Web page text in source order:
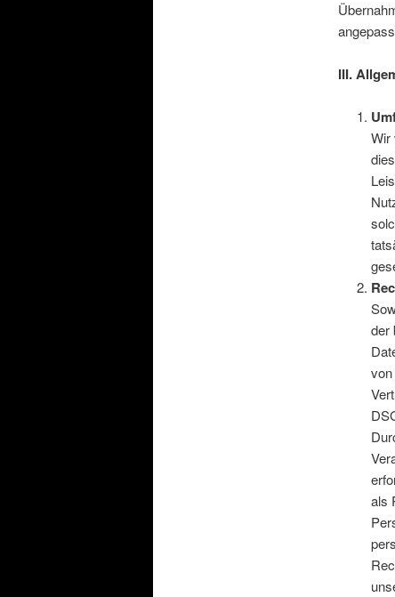
III.
Wir
der
als